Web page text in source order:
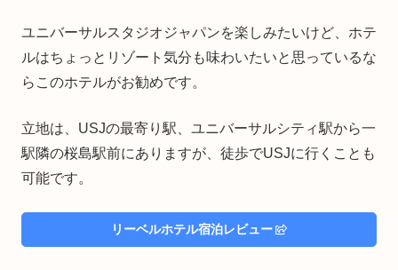
ユニバーサルスタジオジャパンを楽しみたいけど、ホテ
ルはちょっとリゾート気分も味わいたいと思っているな
らこのホテルがお勧めです。
立地は、USJの最寄り駅、ユニバーサルシティ駅から一
駅隣の桜島駅前にありますが、徒歩でUSJに行くことも
可能です。
リーベルホテル宿泊レビュー